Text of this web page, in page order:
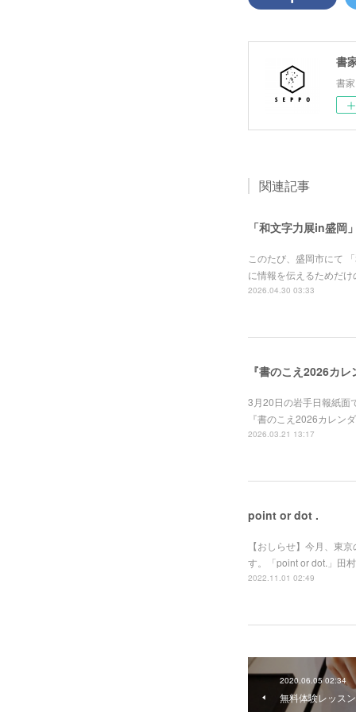
書
書
関連記事
「和文字力展in盛岡
このたび、盛岡市にて
に情報を伝えるためだ
2026.04.30 03:33
『書のこえ2026カ
3月20日の岩手日報紙面
『書のこえ2026カレン
2026.03.21 13:17
point or dot .
【おしらせ】今月、東
す。「point or dot.」田
2022.11.01 02:49
2020.06.05 02:34
無料体験レッス